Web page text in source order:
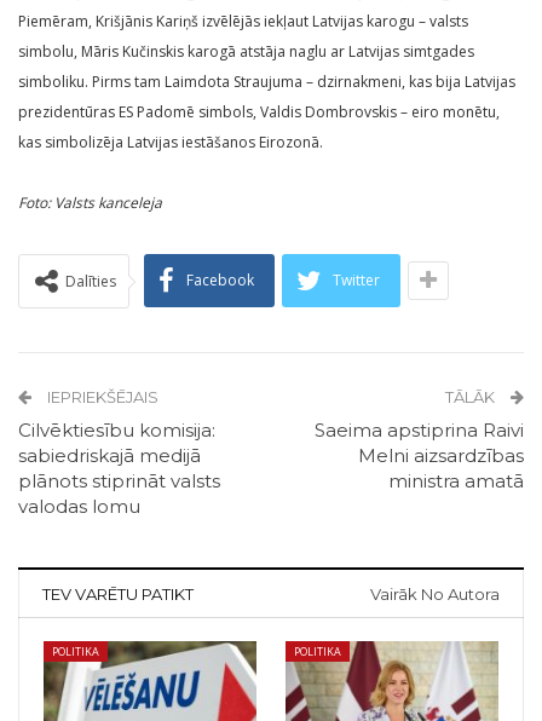
Piemēram, Krišjānis Kariņš izvēlējās iekļaut Latvijas karogu – valsts
simbolu, Māris Kučinskis karogā atstāja naglu ar Latvijas simtgades
simboliku. Pirms tam Laimdota Straujuma – dzirnakmeni, kas bija Latvijas
prezidentūras ES Padomē simbols, Valdis Dombrovskis – eiro monētu,
kas simbolizēja Latvijas iestāšanos Eirozonā.
Foto: Valsts kanceleja
Dalīties Facebook Twitter
IEPRIEKŠĒJAIS
Cilvēktiesību komisija:
sabiedriskajā medijā
plānots stiprināt valsts
valodas lomu
TĀLĀK
Saeima apstiprina Raivi
Melni aizsardzības
ministra amatā
TEV VARĒTU PATIKT Vairāk No Autora
POLITIKA POLITIKA